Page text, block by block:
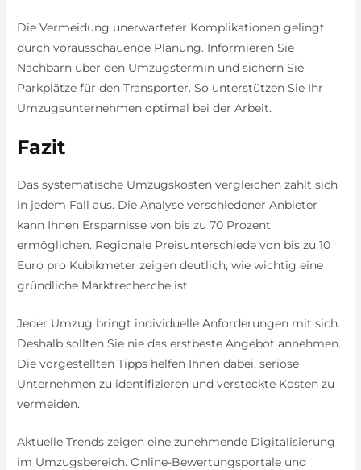
Die Vermeidung unerwarteter Komplikationen gelingt
durch vorausschauende Planung. Informieren Sie
Nachbarn über den Umzugstermin und sichern Sie
Parkplätze für den Transporter. So unterstützen Sie Ihr
Umzugsunternehmen optimal bei der Arbeit.
Fazit
Das systematische Umzugskosten vergleichen zahlt sich
in jedem Fall aus. Die Analyse verschiedener Anbieter
kann Ihnen Ersparnisse von bis zu 70 Prozent
ermöglichen. Regionale Preisunterschiede von bis zu 10
Euro pro Kubikmeter zeigen deutlich, wie wichtig eine
gründliche Marktrecherche ist.
Jeder Umzug bringt individuelle Anforderungen mit sich.
Deshalb sollten Sie nie das erstbeste Angebot annehmen.
Die vorgestellten Tipps helfen Ihnen dabei, seriöse
Unternehmen zu identifizieren und versteckte Kosten zu
vermeiden.
Aktuelle Trends zeigen eine zunehmende Digitalisierung
im Umzugsbereich. Online-Bewertungsportale und